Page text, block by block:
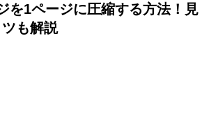
を1ページに圧縮する方法！見
も解説